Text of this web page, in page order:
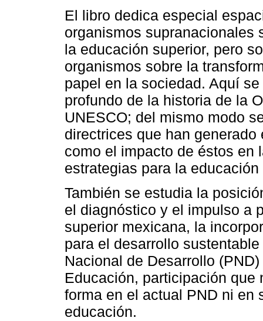
El libro dedica especial
organismos supranacionales
la educación superior, pero
organismos sobre la
papel en la sociedad. Aquí
profundo de la historia de la
UNESCO; del mismo modo
directrices que han
como el impacto de éstos
estrategias para la
También se estudia la
el diagnóstico y el impulso a
superior mexicana, la
para el desarrollo
Nacional de Desarrollo
Educación, participación
forma en el actual PND ni en
educación.